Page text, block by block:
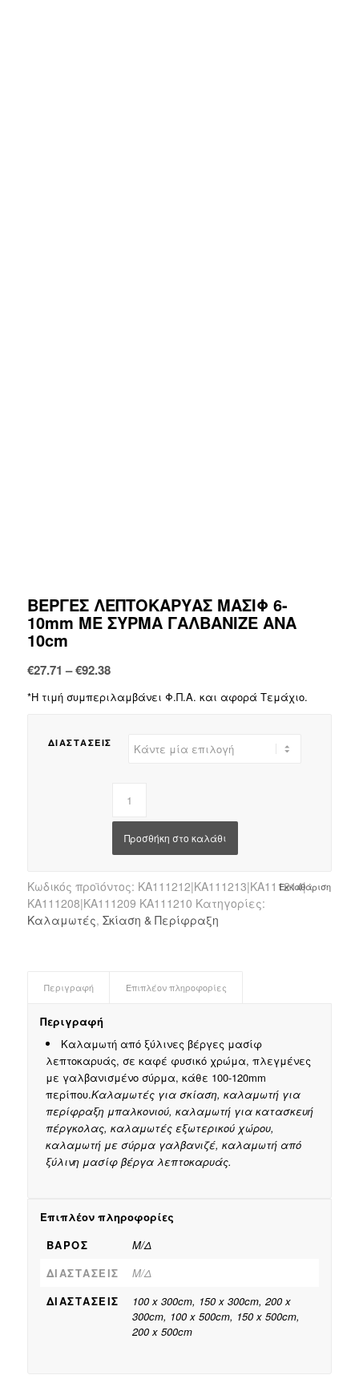
ΒΕΡΓΕΣ ΛΕΠΤΟΚΑΡΥΑΣ ΜΑΣΙΦ 6-
10mm ME ΣΥΡΜΑ ΓΑΛΒΑΝΙΖΕ ΑΝΑ
10cm
€27.71 – €92.38Price
€27.71
€92.38
*Η τιμή συμπεριλαμβάνει Φ.Π.Α. και αφορά Τεμάχιο.
ΔΙΑΣΤΑΣΕΙΣ
Εκκαθάριση
Προσθήκη στο καλάθι
Κωδικός προϊόντος: ΚΑ111212|ΚΑ111213|ΚΑ111214|
ΚΑ111208|ΚΑ111209 ΚΑ111210 Κατηγορίες:
Καλαμωτές, Σκίαση & Περίφραξη
Περιγραφή Επιπλέον πληροφορίες
Περιγραφή
Καλαμωτή από ξύλινες βέργες μασίφ
λεπτοκαρυάς, σε καφέ φυσικό χρώμα, πλεγμένες
με γαλβανισμένο σύρμα, κάθε 100-120mm
περίπου.Καλαμωτές για σκίαση, καλαμωτή για
περίφραξη μπαλκονιού, καλαμωτή για κατασκευή
πέργκολας, καλαμωτές εξωτερικού χώρου,
καλαμωτή με σύρμα γαλβανιζέ, καλαμωτή από
ξύλινη μασίφ βέργα λεπτοκαρυάς.
Επιπλέον πληροφορίες
ΒΆΡΟΣ
Μ/Δ
ΔΙΑΣΤΆΣΕΙΣ
Μ/Δ
ΔΙΑΣΤΑΣΕΙΣ
100 x 300cm, 150 x 300cm, 200 x
300cm, 100 x 500cm, 150 x 500cm,
200 x 500cm